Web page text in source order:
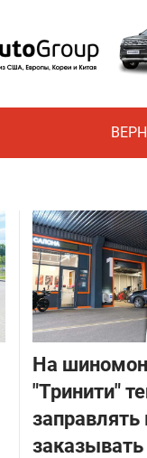
На
"Тринити"
заказывать